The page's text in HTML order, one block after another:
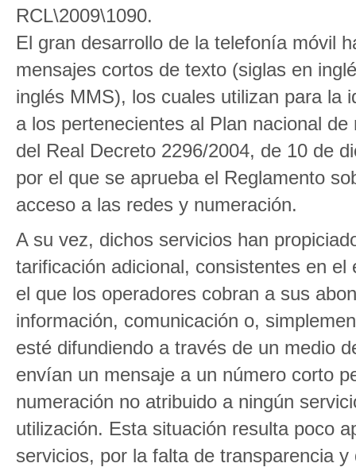
RCL\2009\1090.
El gran desarrollo de la telefonía móvil
mensajes cortos de texto (siglas en
inglés MMS), los cuales utilizan para la
a los pertenecientes al Plan nacional
del Real Decreto 2296/2004, de 10 de
por el que se aprueba el Reglamento
acceso a las redes y numeración.
A su vez, dichos servicios han
tarificación adicional, consistentes en
el que los operadores cobran a sus
información, comunicación o,
esté difundiendo a través de un medio
envían un mensaje a un número corto
numeración no atribuido a ningún
utilización. Esta situación resulta poco
servicios, por la falta de transparencia